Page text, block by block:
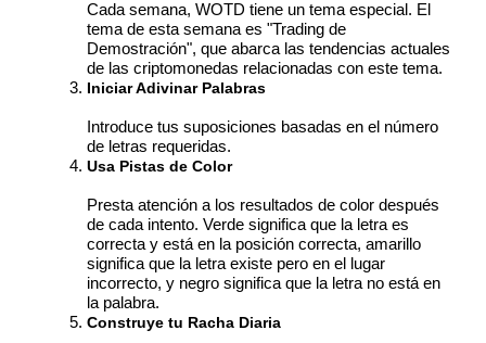
Préstamos
Servicio de préstamos respaldado por criptomonedas
Cada semana, WOTD tiene un tema especial. El
tema de esta semana es "Trading de
Demostración", que abarca las tendencias actuales
de las criptomonedas relacionadas con este tema.
Iniciar Adivinar Palabras
Introduce tus suposiciones basadas en el número
de letras requeridas.
Usa Pistas de Color
Presta atención a los resultados de color después
de cada intento. Verde significa que la letra es
correcta y está en la posición correcta, amarillo
significa que la letra existe pero en el lugar
incorrecto, y negro significa que la letra no está en
la palabra.
Construye tu Racha Diaria